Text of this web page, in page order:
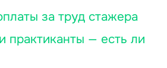
за труд стажера
практиканты — есть ли